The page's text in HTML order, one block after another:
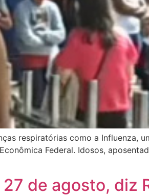
respiratórias como a Influenza,
Federal. Idosos,
de agosto, diz